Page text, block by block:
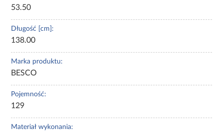
53.50
Długość [cm]:
138.00
Marka produktu:
BESCO
Pojemność:
129
Materiał wykonania: